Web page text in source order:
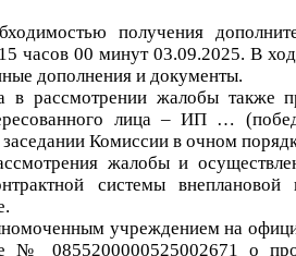
получения
15 часов 00 минут03.09.2025. В
дополнения и документы.
в рассмотрении жалобы также
лица –ИП …
заседании Комиссии в очном
жалобы и
системы
учреждениемна
№
0855200000525002671 о